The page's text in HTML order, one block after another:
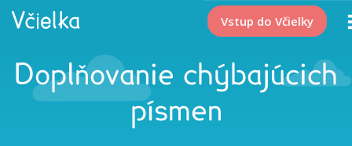
Vstup do Včielky
Doplňovanie chýbajúcich
písmen